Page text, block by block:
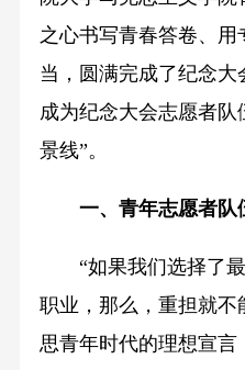
之心书写青春答卷、用
当，圆满完成了纪念大
成为纪念大会志愿者队
景线”。
一、青年志愿者队
“如果我们选择了最
职业，那么，重担就
思青年时代的理想宣